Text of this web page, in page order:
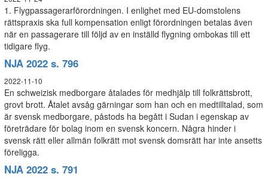
1. Flygpassagerarförordningen. I enlighet med EU-domstolens
rättspraxis ska full kompensation enligt förordningen betalas även
när en passagerare till följd av en inställd flygning ombokas till ett
tidigare flyg.
NJA 2022 s. 796
2022-11-10
En schweizisk medborgare åtalades för medhjälp till folkrättsbrott,
grovt brott. Åtalet avsåg gärningar som han och en medtilltalad, som
är svensk medborgare, påstods ha begått i Sudan i egenskap av
företrädare för bolag inom en svensk koncern. Några hinder i
svensk rätt eller allmän folkrätt mot svensk domsrätt har inte ansetts
föreligga.
NJA 2022 s. 791